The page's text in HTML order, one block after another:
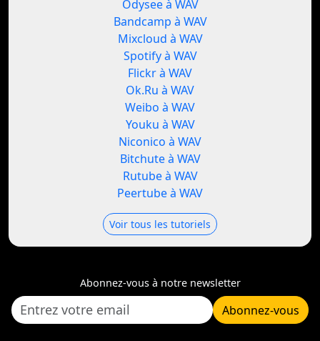
Odysee à WAV
Bandcamp à WAV
Mixcloud à WAV
Spotify à WAV
Flickr à WAV
Ok.Ru à WAV
Weibo à WAV
Youku à WAV
Niconico à WAV
Bitchute à WAV
Rutube à WAV
Peertube à WAV
Voir tous les tutoriels
Abonnez-vous à notre newsletter
Abonnez-vous